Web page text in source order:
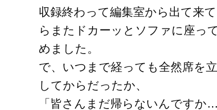
収録終わって編集室から出て来
らまたドカーッとソファに座っ
めました。
で、いつまで経っても全然席を
してからだったか、
「皆さんまだ帰らないんですか